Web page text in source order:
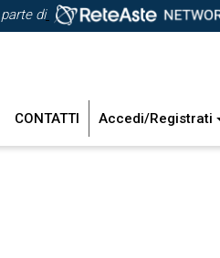
di
CONTATTI Accedi/Registrati